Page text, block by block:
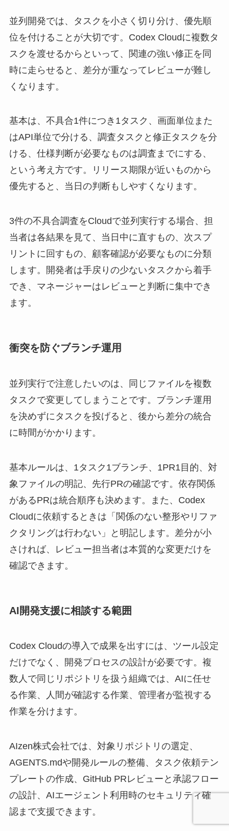
並列開発では、タスクを小さく切り分け、優先順
位を付けることが大切です。Codex Cloudに複数タ
スクを渡せるからといって、関連の強い修正を同
時に走らせると、差分が重なってレビューが難し
くなります。
基本は、不具合1件につき1タスク、画面単位また
はAPI単位で分ける、調査タスクと修正タスクを分
ける、仕様判断が必要なものは調査までにする、
という考え方です。リリース期限が近いものから
優先すると、当日の判断もしやすくなります。
3件の不具合調査をCloudで並列実行する場合、担
当者は各結果を見て、当日中に直すもの、次スプ
リントに回すもの、顧客確認が必要なものに分類
します。開発者は手戻りの少ないタスクから着手
でき、マネージャーはレビューと判断に集中でき
ます。
衝突を防ぐブランチ運用
並列実行で注意したいのは、同じファイルを複数
タスクで変更してしまうことです。ブランチ運用
を決めずにタスクを投げると、後から差分の統合
に時間がかかります。
基本ルールは、1タスク1ブランチ、1PR1目的、対
象ファイルの明記、先行PRの確認です。依存関係
があるPRは統合順序も決めます。また、Codex
Cloudに依頼するときは「関係のない整形やリファ
クタリングは行わない」と明記します。差分が小
さければ、レビュー担当者は本質的な変更だけを
確認できます。
AI開発支援に相談する範囲
Codex Cloudの導入で成果を出すには、ツール設定
だけでなく、開発プロセスの設計が必要です。複
数人で同じリポジトリを扱う組織では、AIに任せ
る作業、人間が確認する作業、管理者が監視する
作業を分けます。
AIzen株式会社では、対象リポジトリの選定、
AGENTS.mdや開発ルールの整備、タスク依頼テン
プレートの作成、GitHub PRレビューと承認フロー
の設計、AIエージェント利用時のセキュリティ確
認まで支援できます。